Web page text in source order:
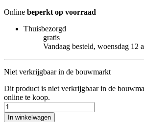
Online beperkt op voorraad
Thuisbezorgd
gratis
Vandaag besteld, woensdag 12
Niet verkrijgbaar in de bouwmarkt
Dit product is niet verkrijgbaar in de
online te koop.
In winkelwagen